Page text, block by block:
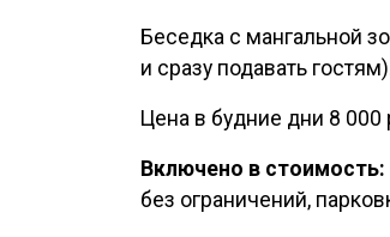
Беседка с мангальной
и сразу подавать
Цена в будние дни 8 000
Включено в стоимость:
без ограничений,